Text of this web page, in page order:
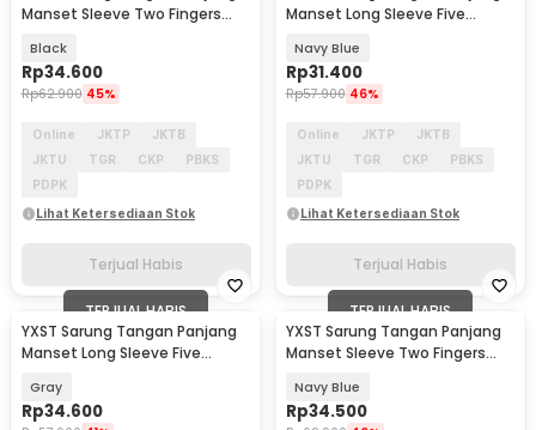
Manset Sleeve Two Fingers
Black
Rp34.600
Rp62.900 45%
Online JKTP
JKTB
JKTU
TGR CKP
PBKS
PDPK
Lihat Ketersediaan Stok
Terjual Habis
Manset Long Sleeve Five
Navy Blue
Rp31.400
Rp57.900 46%
Online JKTP
JKTB
JKTU
TGR CKP
PBKS
PDPK
Lihat Ketersediaan Stok
Terjual Habis
TERJUAL HABIS
YXST Sarung Tangan Panjang
Manset Long Sleeve Five
Gray
Rp34.600
TERJUAL HABIS
YXST Sarung Tangan Panjang
Manset Sleeve Two Fingers
Navy Blue
Rp34.500